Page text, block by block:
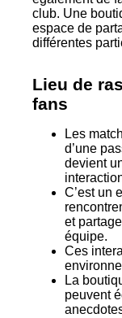
club. Une
espace de
différentes
Lieu de
fans
Les
d’une
devient
C’est un
et
équipe.
Ces
La
peuvent